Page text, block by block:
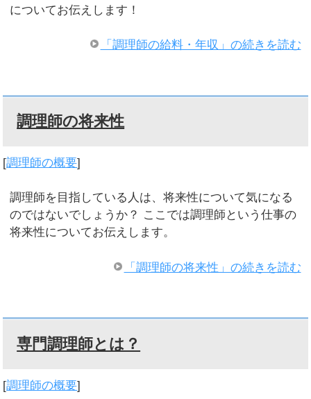
についてお伝えします！
「調理師の給料・年収」の続きを読む
調理師の将来性
[調理師の概要]
調理師を目指している人は、将来性について気になる
のではないでしょうか？ ここでは調理師という仕事の
将来性についてお伝えします。
「調理師の将来性」の続きを読む
専門調理師とは？
[調理師の概要]